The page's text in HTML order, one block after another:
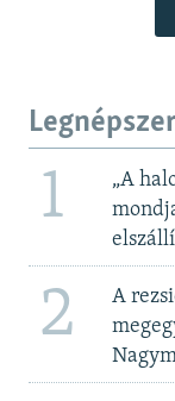
1
„A
2
A